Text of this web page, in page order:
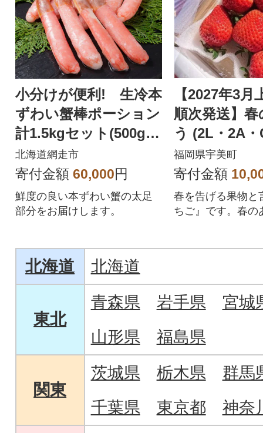
小分けが便利! 生冷本
ずわい蟹棒ポーション
計1.5kgセット(500g×3
袋)
北海道網走市
寄付金額 60,000円
鮮度の良い本ずわい蟹の太足
部分をお届けします。
【2027年3月
順次発送】
う (2L・2A
パック) (宇美
福岡県宇美町
寄付金額
春を告げる果物と
ちご』です。春の
北海道 北海道
東北
青森県 岩手県
宮城
山形県
福島県
関東
茨城県 栃木県
群馬
千葉県
東京都 神奈